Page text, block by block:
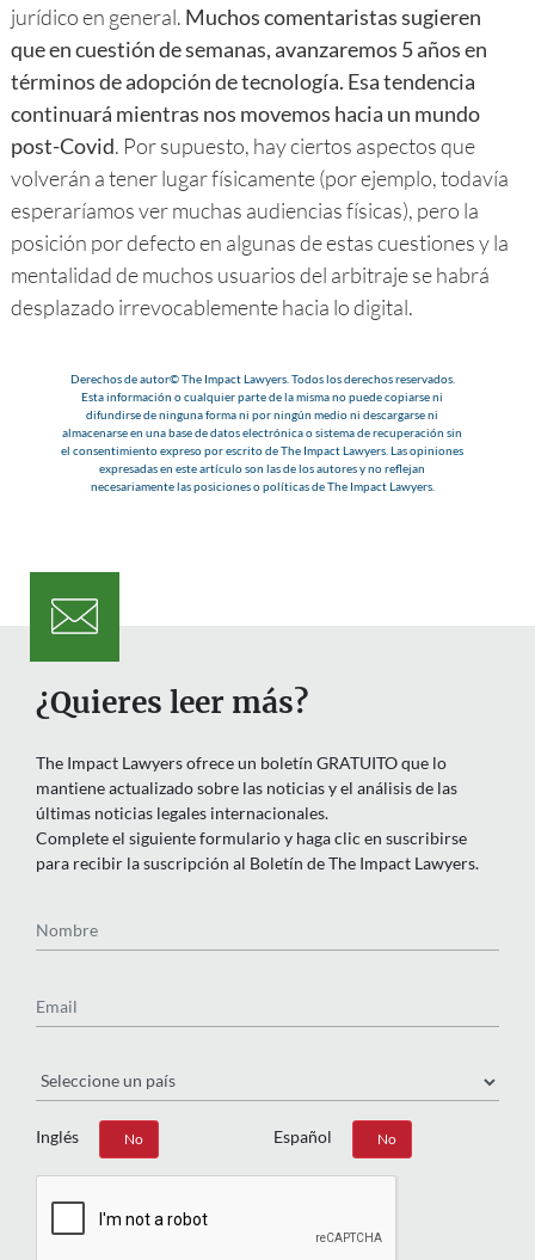
jurídico en general. Muchos comentaristas sugieren
que en cuestión de semanas, avanzaremos 5 años en
términos de adopción de tecnología. Esa tendencia
continuará mientras nos movemos hacia un mundo
post-Covid. Por supuesto, hay ciertos aspectos que
volverán a tener lugar físicamente (por ejemplo, todavía
esperaríamos ver muchas audiencias físicas), pero la
posición por defecto en algunas de estas cuestiones y la
mentalidad de muchos usuarios del arbitraje se habrá
desplazado irrevocablemente hacia lo digital.
Derechos de autor© The Impact Lawyers. Todos los derechos reservados.
Esta información o cualquier parte de la misma no puede copiarse ni
difundirse de ninguna forma ni por ningún medio ni descargarse ni
almacenarse en una base de datos electrónica o sistema de recuperación sin
el consentimiento expreso por escrito de The Impact Lawyers. Las opiniones
expresadas en este artículo son las de los autores y no reflejan
necesariamente las posiciones o políticas de The Impact Lawyers.
¿Quieres leer más?
The Impact Lawyers ofrece un boletín GRATUITO que lo
mantiene actualizado sobre las noticias y el análisis de las
últimas noticias legales internacionales.
Complete el siguiente formulario y haga clic en suscribirse
para recibir la suscripción al Boletín de The Impact Lawyers.
Inglés
Sí No Español
Sí No